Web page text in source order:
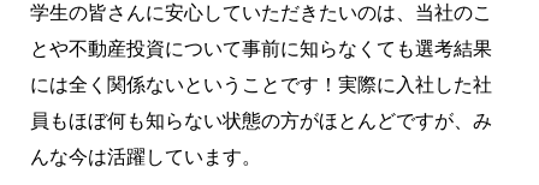
学生の皆さんに安心していただきたいのは、当社のこ
とや不動産投資について事前に知らなくても選考結果
には全く関係ないということです！実際に入社した社
員もほぼ何も知らない状態の方がほとんどですが、み
んな今は活躍しています。